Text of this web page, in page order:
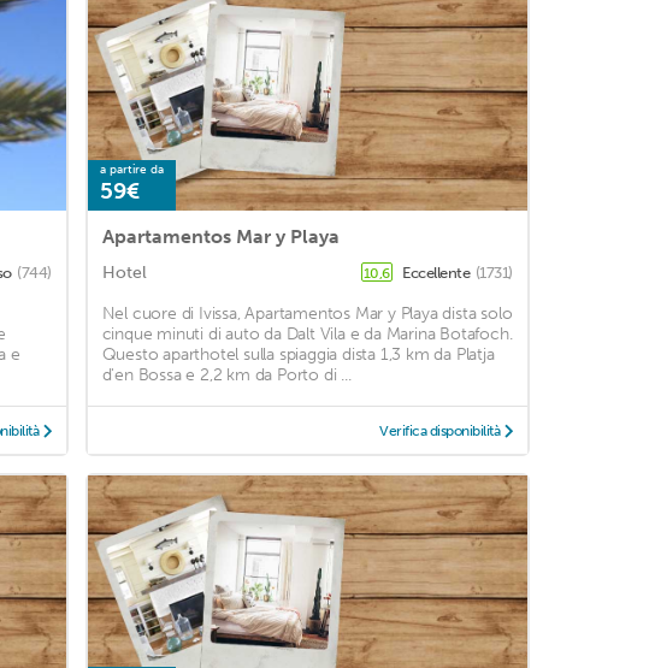
(744)
e
a partire da
59€
Apartamentos Mar y Playa
Hotel 10,6 Eccellente (1731)
Nel cuore di Ivissa, Apartamentos Mar y Playa dista solo
cinque minuti di auto da Dalt Vila e da Marina Botafoch.
Questo aparthotel sulla spiaggia dista 1,3 km da Platja
d'en Bossa e 2,2 km da Porto di ...
Verifica disponibilità